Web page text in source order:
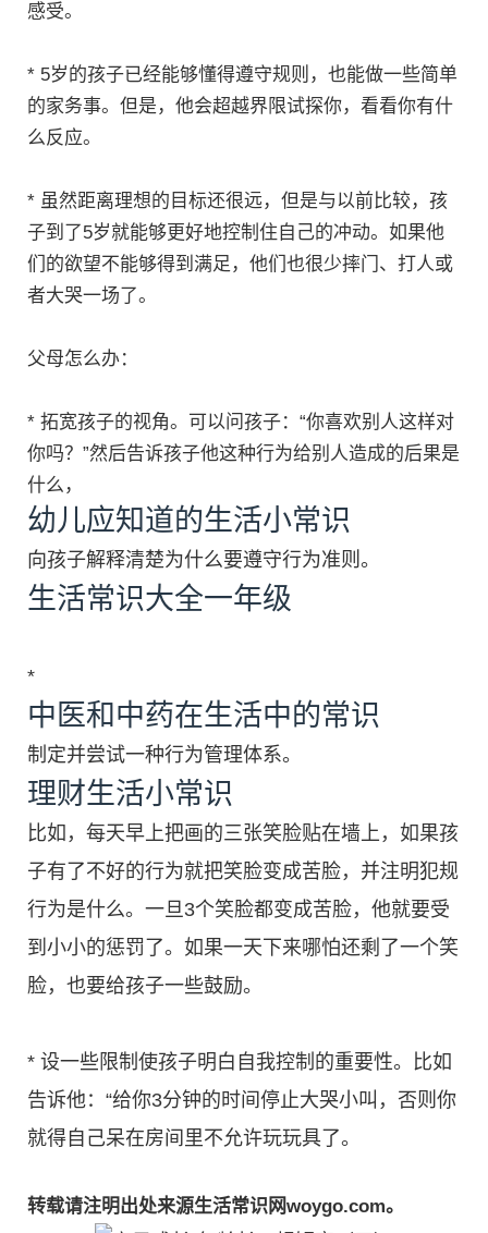
感受。
* 5岁的孩子已经能够懂得遵守规则，也能做一些简单
的家务事。但是，他会超越界限试探你，看看你有什
么反应。
* 虽然距离理想的目标还很远，但是与以前比较，孩
子到了5岁就能够更好地控制住自己的冲动。如果他
们的欲望不能够得到满足，他们也很少摔门、打人或
者大哭一场了。
父母怎么办：
* 拓宽孩子的视角。可以问孩子：“你喜欢别人这样对
你吗？”然后告诉孩子他这种行为给别人造成的后果是
什么，
幼儿应知道的生活小常识
向孩子解释清楚为什么要遵守行为准则。
生活常识大全一年级
*
中医和中药在生活中的常识
制定并尝试一种行为管理体系。
理财生活小常识
比如，每天早上把画的三张笑脸贴在墙上，如果孩
子有了不好的行为就把笑脸变成苦脸，并注明犯规
行为是什么。一旦3个笑脸都变成苦脸，他就要受
到小小的惩罚了。如果一天下来哪怕还剩了一个笑
脸，也要给孩子一些鼓励。
* 设一些限制使孩子明白自我控制的重要性。比如
告诉他：“给你3分钟的时间停止大哭小叫，否则你
就得自己呆在房间里不允许玩玩具了。
转载请注明出处来源生活常识网woygo.com。